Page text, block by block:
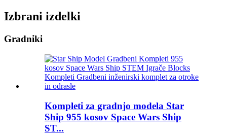
Izbrani izdelki
Gradniki
Kompleti za gradnjo modela Star
Ship 955 kosov Space Wars Ship
ST...